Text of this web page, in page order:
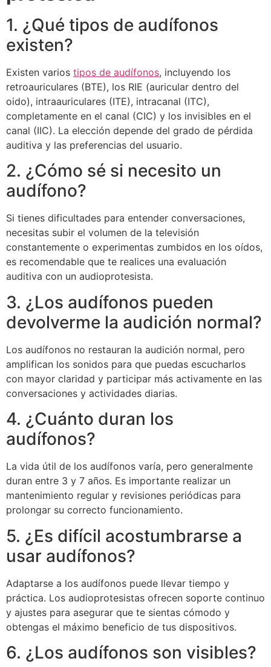
1. ¿Qué tipos de audífonos
existen?
Existen varios tipos de audífonos, incluyendo los
retroauriculares (BTE), los RIE (auricular dentro del
oido), intraauriculares (ITE), intracanal (ITC),
completamente en el canal (CIC) y los invisibles en el
canal (IIC). La elección depende del grado de pérdida
auditiva y las preferencias del usuario.
2. ¿Cómo sé si necesito un
audífono?
Si tienes dificultades para entender conversaciones,
necesitas subir el volumen de la televisión
constantemente o experimentas zumbidos en los oídos,
es recomendable que te realices una evaluación
auditiva con un audioprotesista.
3. ¿Los audífonos pueden
devolverme la audición normal?
Los audífonos no restauran la audición normal, pero
amplifican los sonidos para que puedas escucharlos
con mayor claridad y participar más activamente en las
conversaciones y actividades diarias.
4. ¿Cuánto duran los
audífonos?
La vida útil de los audífonos varía, pero generalmente
duran entre 3 y 7 años. Es importante realizar un
mantenimiento regular y revisiones periódicas para
prolongar su correcto funcionamiento.
5. ¿Es difícil acostumbrarse a
usar audífonos?
Adaptarse a los audífonos puede llevar tiempo y
práctica. Los audioprotesistas ofrecen soporte continuo
y ajustes para asegurar que te sientas cómodo y
obtengas el máximo beneficio de tus dispositivos.
6. ¿Los audífonos son visibles?